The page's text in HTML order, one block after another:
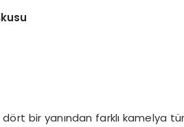
dört bir yanından farklı kamelya